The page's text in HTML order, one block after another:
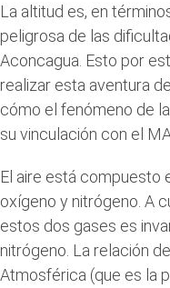
La altitud es, en
peligrosa de las
Aconcagua. Esto por
realizar esta aventura
cómo el fenómeno de
su vinculación con el
El aire está compuesto
oxígeno y nitrógeno. A
estos dos gases es
nitrógeno. La relación
Atmosférica (que es la